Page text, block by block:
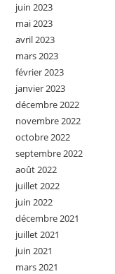
juin 2023
mai 2023
avril 2023
mars 2023
février 2023
janvier 2023
décembre 2022
novembre 2022
octobre 2022
septembre 2022
août 2022
juillet 2022
juin 2022
décembre 2021
juillet 2021
juin 2021
mars 2021